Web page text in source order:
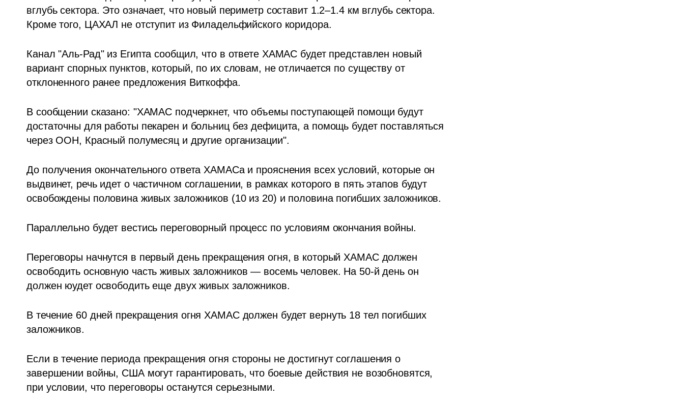
вглубь сектора. Это означает, что новый периметр составит 1.2–1.4 км вглубь сектора.
Кроме того, ЦАХАЛ не отступит из Филадельфийского коридора.
Канал "Аль-Рад" из Египта сообщил, что в ответе ХАМАС будет представлен новый
вариант спорных пунктов, который, по их словам, не отличается по существу от
отклоненного ранее предложения Виткоффа.
В сообщении сказано: "ХАМАС подчеркнет, что объемы поступающей помощи будут
достаточны для работы пекарен и больниц без дефицита, а помощь будет поставляться
через ООН, Красный полумесяц и другие организации".
До получения окончательного ответа ХАМАСа и прояснения всех условий, которые он
выдвинет, речь идет о частичном соглашении, в рамках которого в пять этапов будут
освобождены половина живых заложников (10 из 20) и половина погибших заложников.
Параллельно будет вестись переговорный процесс по условиям окончания войны.
Переговоры начнутся в первый день прекращения огня, в который ХАМАС должен
освободить основную часть живых заложников — восемь человек. На 50-й день он
должен юудет освободить еще двух живых заложников.
В течение 60 дней прекращения огня ХАМАС должен будет вернуть 18 тел погибших
заложников.
Если в течение периода прекращения огня стороны не достигнут соглашения о
завершении войны, США могут гарантировать, что боевые действия не возобновятся,
при условии, что переговоры останутся серьезными.